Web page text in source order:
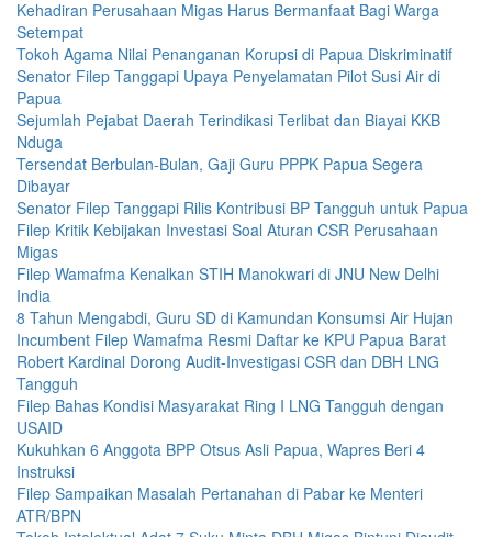
Kehadiran Perusahaan Migas Harus Bermanfaat Bagi Warga
Setempat
Tokoh Agama Nilai Penanganan Korupsi di Papua Diskriminatif
Senator Filep Tanggapi Upaya Penyelamatan Pilot Susi Air di
Papua
Sejumlah Pejabat Daerah Terindikasi Terlibat dan Biayai KKB
Nduga
Tersendat Berbulan-Bulan, Gaji Guru PPPK Papua Segera
Dibayar
Senator Filep Tanggapi Rilis Kontribusi BP Tangguh untuk Papua
Filep Kritik Kebijakan Investasi Soal Aturan CSR Perusahaan
Migas
Filep Wamafma Kenalkan STIH Manokwari di JNU New Delhi
India
8 Tahun Mengabdi, Guru SD di Kamundan Konsumsi Air Hujan
Incumbent Filep Wamafma Resmi Daftar ke KPU Papua Barat
Robert Kardinal Dorong Audit-Investigasi CSR dan DBH LNG
Tangguh
Filep Bahas Kondisi Masyarakat Ring I LNG Tangguh dengan
USAID
Kukuhkan 6 Anggota BPP Otsus Asli Papua, Wapres Beri 4
Instruksi
Filep Sampaikan Masalah Pertanahan di Pabar ke Menteri
ATR/BPN